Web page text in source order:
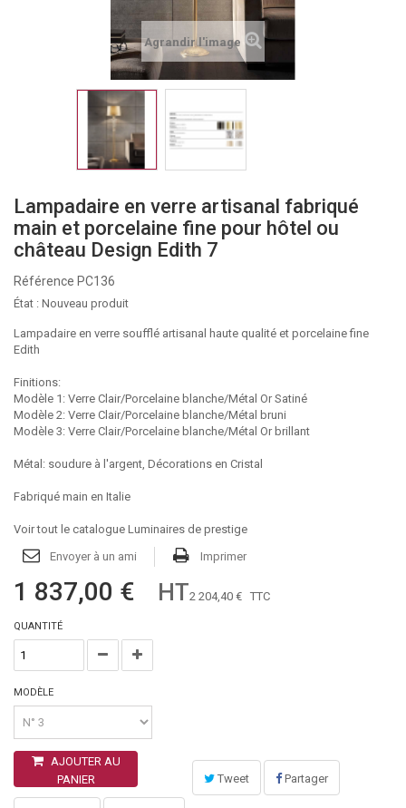
Agrandir l'image
Lampadaire en verre artisanal fabriqué
main et porcelaine fine pour hôtel ou
château Design Edith 7
Référence PC136
État : Nouveau produit
Lampadaire en verre soufflé artisanal haute qualité et porcelaine fine
Edith
Finitions:
Modèle 1: Verre Clair/Porcelaine blanche/Métal Or Satiné
Modèle 2: Verre Clair/Porcelaine blanche/Métal bruni
Modèle 3: Verre Clair/Porcelaine blanche/Métal Or brillant
Métal: soudure à l'argent, Décorations en Cristal
Fabriqué main en Italie
Voir tout le catalogue Luminaires de prestige
Envoyer à un ami
Imprimer
1 837,00 € HT2 204,40 € TTC
QUANTITÉ
MODÈLE
AJOUTER AU
PANIER
Tweet Partager